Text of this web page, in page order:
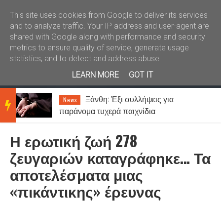
Καλώς ήλθατε Kral News
BRE
AKIN
News
Ξάνθη: Έξι συλλήψεις για
παράνομα τυχερά παιχνίδια
Η ερωτική ζωή 278
ζευγαριών καταγράφηκε… Τα
αποτελέσματα μιας
«πικάντικης» έρευνας
This site uses cookies from Google to deliver its services
and to analyze traffic. Your IP address and user-agent are
shared with Google along with performance and security
metrics to ensure quality of service, generate usage
statistics, and to detect and address abuse.
LEARN MORE
GOT IT